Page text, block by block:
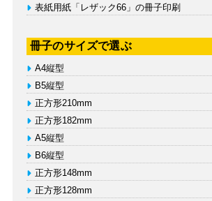
表紙用紙「レザック66」の冊子印刷
冊子のサイズで選ぶ
A4縦型
B5縦型
正方形210mm
正方形182mm
A5縦型
B6縦型
正方形148mm
正方形128mm